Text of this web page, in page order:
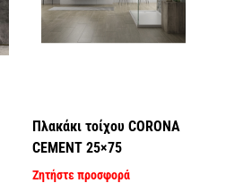
Πλακάκι τοίχου CORONA
CEMENT 25×75
Ζητήστε προσφορά